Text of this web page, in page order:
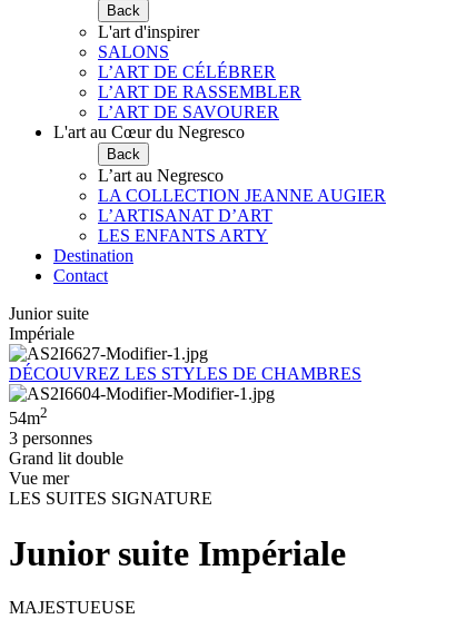
Back
L'art d'inspirer
SALONS
L’ART DE CÉLÉBRER
L’ART DE RASSEMBLER
L’ART DE SAVOURER
L'art au Cœur du Negresco
Back
L’art au Negresco
LA COLLECTION JEANNE AUGIER
L’ARTISANAT D’ART
LES ENFANTS ARTY
Destination
Contact
Junior suite
Impériale
DÉCOUVREZ LES STYLES DE CHAMBRES
54m2
3 personnes
Grand lit double
Vue mer
LES SUITES SIGNATURE
Junior suite Impériale
MAJESTUEUSE